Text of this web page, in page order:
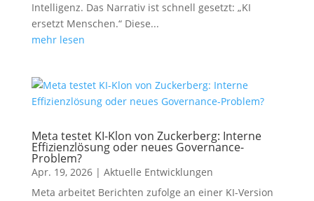
Intelligenz. Das Narrativ ist schnell gesetzt: „KI
ersetzt Menschen.“ Diese...
mehr lesen
Meta testet KI-Klon von Zuckerberg: Interne
Effizienzlösung oder neues Governance-
Problem?
Apr. 19, 2026| Aktuelle Entwicklungen
Meta arbeitet Berichten zufolge an einer KI-Version